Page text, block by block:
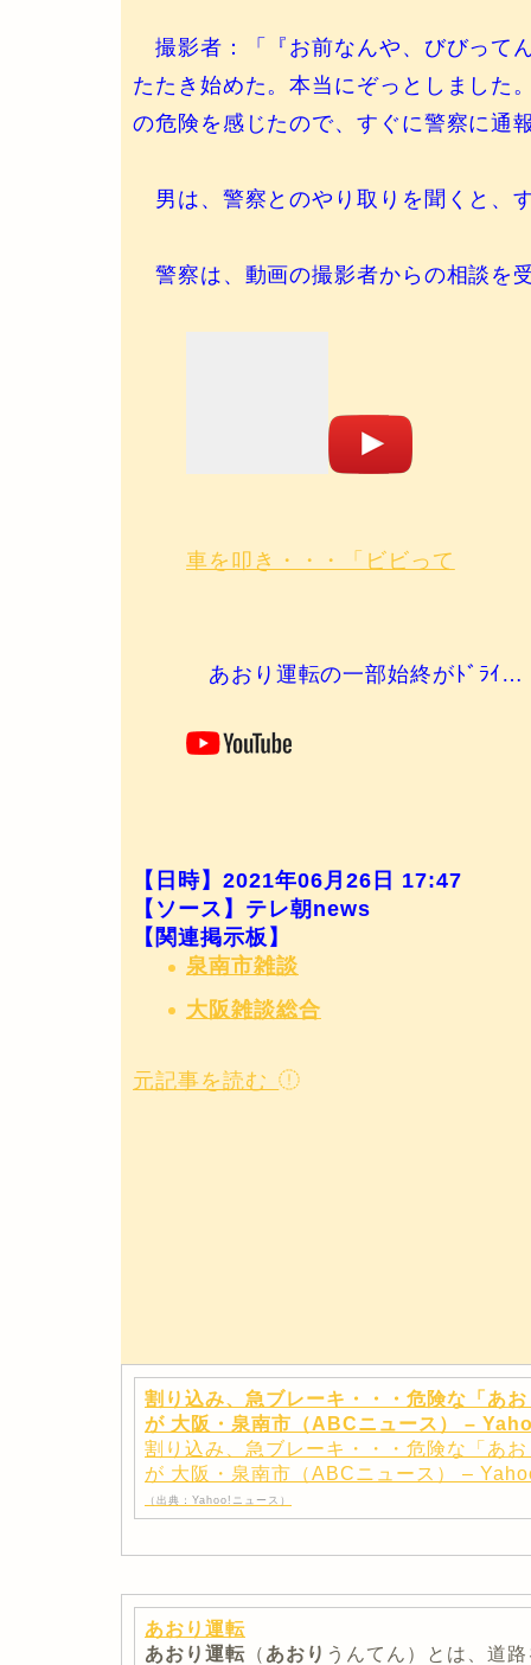
撮影者：「『お前なんや、びびって
たたき始めた。本当にぞっとしました
の危険を感じたので、すぐに警察に通
男は、警察とのやり取りを聞くと、
警察は、動画の撮影者からの相談を
車を叩き・・・「ビビって
あおり運転の一部始終がﾄﾞﾗｲ…
【日時】2021年06月26日 17:47
【ソース】テレ朝news
【関連掲示板】
泉南市雑談
大阪雑談総合
元記事を読む
割り込み、急ブレーキ・・・危険な「あ
が 大阪・泉南市（ABCニュース） –
割り込み、急ブレーキ・・・危険な「あ
が 大阪・泉南市（ABCニュース） –
（出典：Yahoo!ニュース）
あおり運転
あおり運転 （ あおり うんてん）とは、道